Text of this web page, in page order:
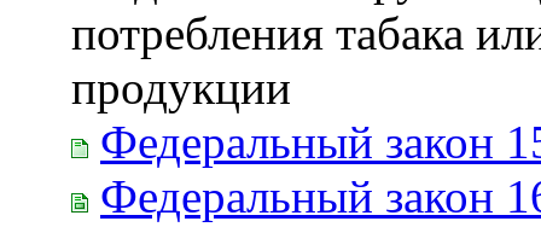
потребления табака
продукции
Федеральный закон
Федеральный закон